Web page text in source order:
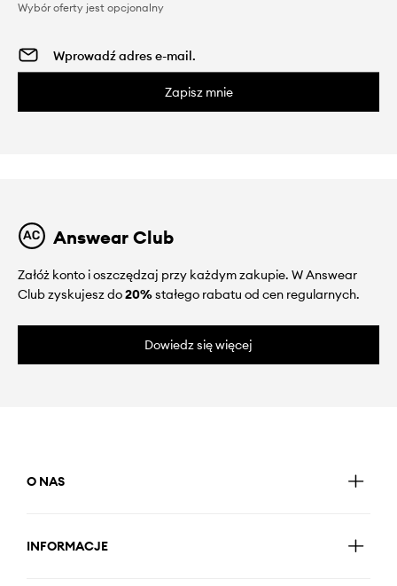
Wybór oferty jest opcjonalny
Zapisz mnie
Answear Club
Załóż konto i oszczędzaj przy każdym zakupie. W Answear
Club zyskujesz do20%stałego rabatu od cen regularnych.
Dowiedz się więcej
O NAS
INFORMACJE